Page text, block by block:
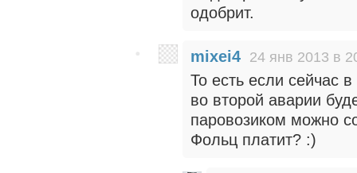
одобрит.
mixei4 24 янв 2013 в
То есть если сейчас
во второй аварии
паровозиком можно
Фольц платит? :)